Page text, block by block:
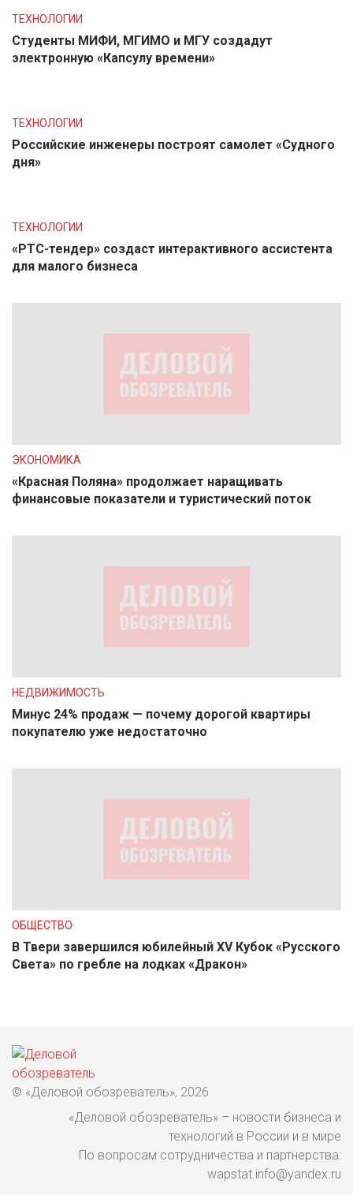
ТЕХНОЛОГИИ
Студенты МИФИ, МГИМО и МГУ создадут
электронную «Капсулу времени»
ТЕХНОЛОГИИ
Российские инженеры построят самолет «Судного
дня»
ТЕХНОЛОГИИ
«РТС-тендер» создаст интерактивного ассистента
для малого бизнеса
ЭКОНОМИКА
«Красная Поляна» продолжает наращивать
финансовые показатели и туристический поток
НЕДВИЖИМОСТЬ
Минус 24% продаж — почему дорогой квартиры
покупателю уже недостаточно
ОБЩЕСТВО
В Твери завершился юбилейный XV Кубок «Русского
Света» по гребле на лодках «Дракон»
© «Деловой обозреватель», 2026
«Деловой обозреватель» – новости бизнеса и
технологий в России и в мире
По вопросам сотрудничества и партнерства:
wapstat.info@yandex.ru